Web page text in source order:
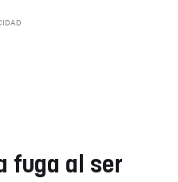
fuga al ser